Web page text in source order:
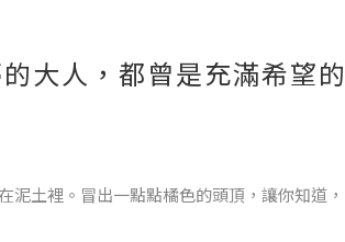
大人，都曾是充滿希望的
土裡。冒出一點點橘色的頭頂，讓你知道，